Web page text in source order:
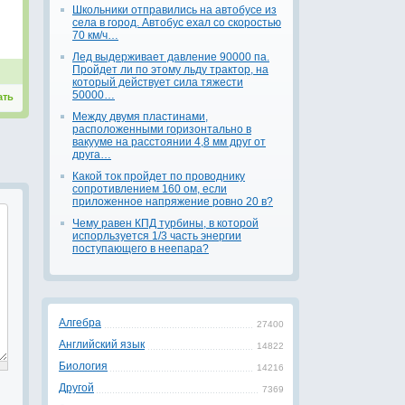
Школьники отправились на автобусе из
села в город. Автобус ехал со скоростью
70 км/ч…
Лед выдерживает давление 90000 па.
Пройдет ли по этому льду трактор, на
который действует сила тяжести
50000…
Между двумя пластинами,
расположенными горизонтально в
вакууме на расстоянии 4,8 мм друг от
друга…
Какой ток пройдет по проводнику
сопротивлением 160 ом, если
приложенное напряжение ровно 20 в?
Чему равен КПД турбины, в которой
испорльзуется 1/3 часть энергии
поступающего в неепара?
27400
Алгебра
14822
Английский язык
14216
Биология
7369
Другой